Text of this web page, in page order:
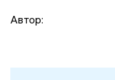
Автор: